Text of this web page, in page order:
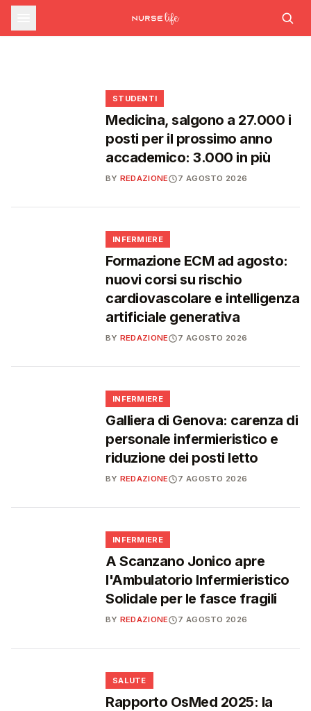
sfide che decideranno il futuro del
Ssn
Decreto PA e sanità: nuovo commissario per
le scorte Covid, liste d'attesa al Siveas e
INFERMIERE
Decreto PA: nuove regole per scorte Covid,
STUDENTI
Medicina, salgono a 27.000 i
posti per il prossimo anno
accademico: 3.000 in più
BY REDAZIONE 7 AGOSTO 2026
INFERMIERE
Formazione ECM ad agosto:
nuovi corsi su rischio
cardiovascolare e intelligenza
artificiale generativa
BY REDAZIONE 7 AGOSTO 2026
INFERMIERE
Galliera di Genova: carenza di
personale infermieristico e
riduzione dei posti letto
BY REDAZIONE 7 AGOSTO 2026
INFERMIERE
A Scanzano Jonico apre
l'Ambulatorio Infermieristico
Solidale per le fasce fragili
BY REDAZIONE 7 AGOSTO 2026
SALUTE
Rapporto OsMed 2025: la